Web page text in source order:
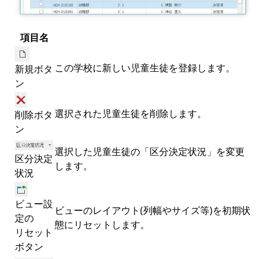
項目名
新規ボタ
ン
この学校に新しい児童生徒を登録します。
削除ボタ
ン
選択された児童生徒を削除します。
区分決定
状況
選択した児童生徒の「区分決定状況」を変更
します。
ビュー設
定の
リセット
ボタン
ビューのレイアウト(列幅やサイズ等)を初期状
態にリセットします。